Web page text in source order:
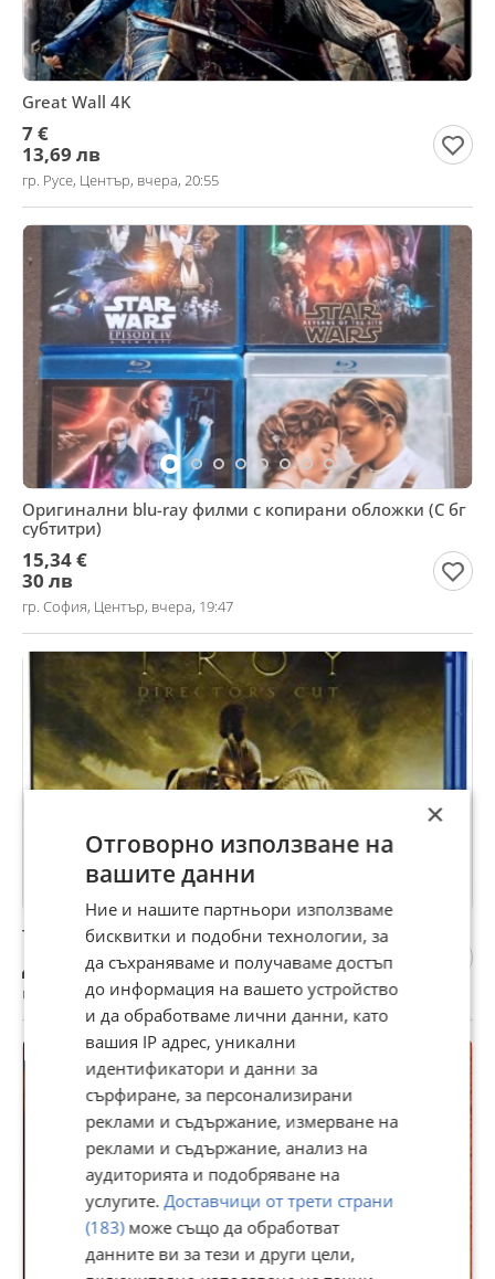
Great Wall 4K
7 €
13,69 лв
гр. Русе, Център, вчера, 20:55
Oригинални blu-ray филми с копирани обложки (С бг
субтитри)
15,34 €
30 лв
гр. София, Център, вчера, 19:47
Търся Троя на blu ray диск бг суб
Договаряне
гр. Варна, вчера, 17:38
×
Отговорно използване на
вашите данни
Ние и нашите партньори използваме
бисквитки и подобни технологии, за
да съхраняваме и получаваме достъп
до информация на вашето устройство
и да обработваме лични данни, като
вашия IP адрес, уникални
идентификатори и данни за
сърфиране, за персонализирани
реклами и съдържание, измерване на
реклами и съдържание, анализ на
аудиторията и подобряване на
услугите.Доставчици от трети страни
(183)може също да обработват
данните ви за тези и други цели,